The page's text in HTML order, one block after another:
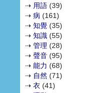
⇢ 用語 (39)
⇢ 病 (161)
⇢ 知覺 (35)
⇢ 知識 (55)
⇢ 管理 (28)
⇢ 聲音 (95)
⇢ 能力 (68)
⇢ 自然 (71)
⇢ 衣 (41)